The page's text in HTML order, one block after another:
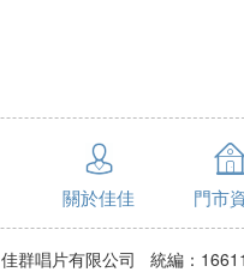
關於佳佳 門市
佳群唱片有限公司 統編：